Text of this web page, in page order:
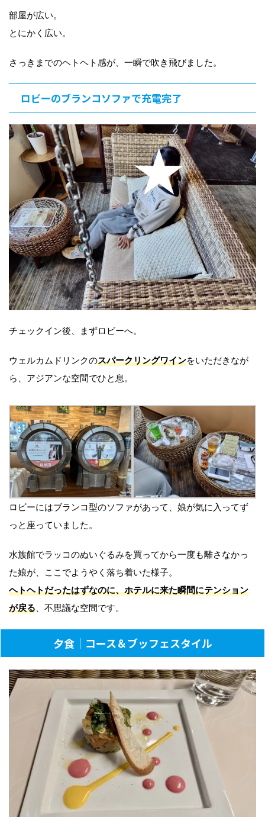
部屋が広い。
とにかく広い。
さっきまでのヘトヘト感が、一瞬で吹き飛びました。
ロビーのブランコソファで充電完了
チェックイン後、まずロビーへ。
ウェルカムドリンクのスパークリングワインをいただきなが
ら、アジアンな空間でひと息。
ロビーにはブランコ型のソファがあって、娘が気に入ってず
っと座っていました。
水族館でラッコのぬいぐるみを買ってから一度も離さなかっ
た娘が、ここでようやく落ち着いた様子。
ヘトヘトだったはずなのに、ホテルに来た瞬間にテンション
が戻る 、不思議な空間です。
夕食｜コース＆ブッフェスタイル